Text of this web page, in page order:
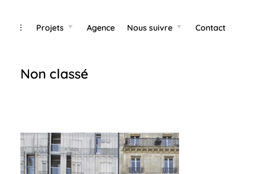
Skip
toggle
open/close
Projets toggle Agence Nous suivre toggle Contact
Non classé